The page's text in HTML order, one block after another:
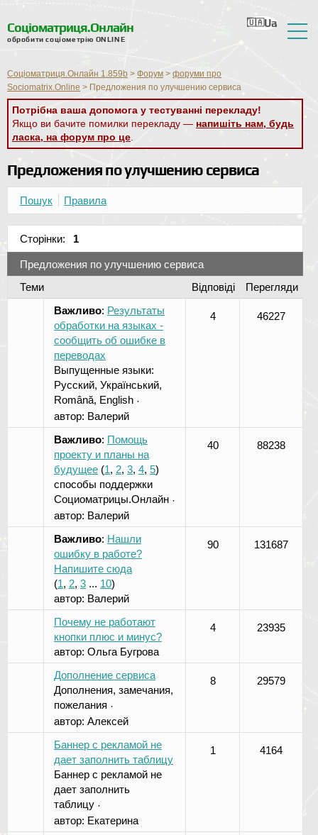
Соціоматриця.Онлайн
обробити соціометрію ONLINE
Відгуки
Довідка
Форум
Новини
Контактна інформація
Ua
Ru
En
Ro
Nl
Соціоматриця.Онлайн 1.859b > Форум > форуми про
Sociomatrix.Online > Предложения по улучшению сервиса
Потрібна ваша допомога у тестуванні перекладу!
Якщо ви бачите помилки перекладу — напишіть нам, будь
ласка, на форум про це
Предложения по улучшению сервиса
Пошук Правила
Сторінки: 1
Предложения по улучшению сервиса
Теми
Відповіді
Перегляди
Важливо: Результаты
обработки на языках -
сообщить об ошибке в
переводах
Выпущенные языки:
Русский, Український,
Română, English ·
автор: Валерий
4 46227
Важливо: Помощь
проекту и планы на
будущее (1, 2, 3, 4, 5)
способы поддержки
Социоматрицы.Онлайн ·
автор: Валерий
40 88238
Важливо: Нашли
ошибку в работе?
Напишите сюда
(1, 2, 3 ... 10)
автор: Валерий
90 131687
Почему не работают
кнопки плюс и минус?
автор: Ольга Бугрова
4 23935
Дополнение сервиса
Дополнения, замечания,
пожелания ·
автор: Алексей
8 29579
Баннер с рекламой не
дает заполнить таблицу
Баннер с рекламой не
дает заполнить
таблицу ·
автор: Екатерина
1 4164